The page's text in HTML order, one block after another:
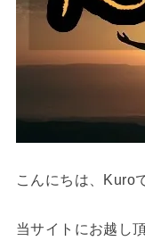
こんにちは、Kuro
当サイトにお越し